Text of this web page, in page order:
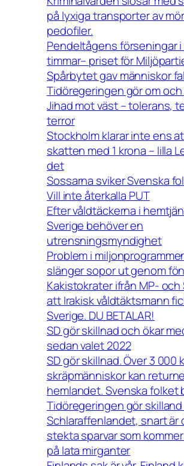
på lyxiga transporter av
pedofiler.
Pendeltågens förseningar
timmar– priset för
Spårbytet gav människor
Tidöregeringen gör om
Jihad mot väst – tolerans,
terror
Stockholm klarar inte ens
skatten med 1 krona – lilla
det
Sossarna sviker Svenska
Vill inte återkalla PUT
Efter våldtäckerna i
Sverige behöver en
utrensningsmyndighet
Problem i
slänger sopor ut genom
Kakistokrater ifrån MP- och
att Irakisk våldtäktsmann
Sverige. DU BETALAR!
SD gör skillnad och ökar
sedan valet 2022
SD gör skillnad. Över 3 000
skräpmänniskor kan
hemlandet. Svenska folket
Tidöregeringen gör skilland
Schlaraffenlandet, snart är
stekta sparvar som
på lata mirganter